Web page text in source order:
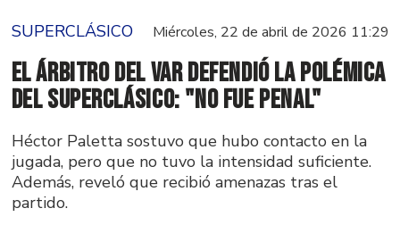
SUPERCLÁSICO Miércoles, 22 de abril de 2026 11:29
El árbitro del VAR defendió la polémica
del Superclásico: "No fue penal"
Héctor Paletta sostuvo que hubo contacto en la
jugada, pero que no tuvo la intensidad suficiente.
Además, reveló que recibió amenazas tras el
partido.